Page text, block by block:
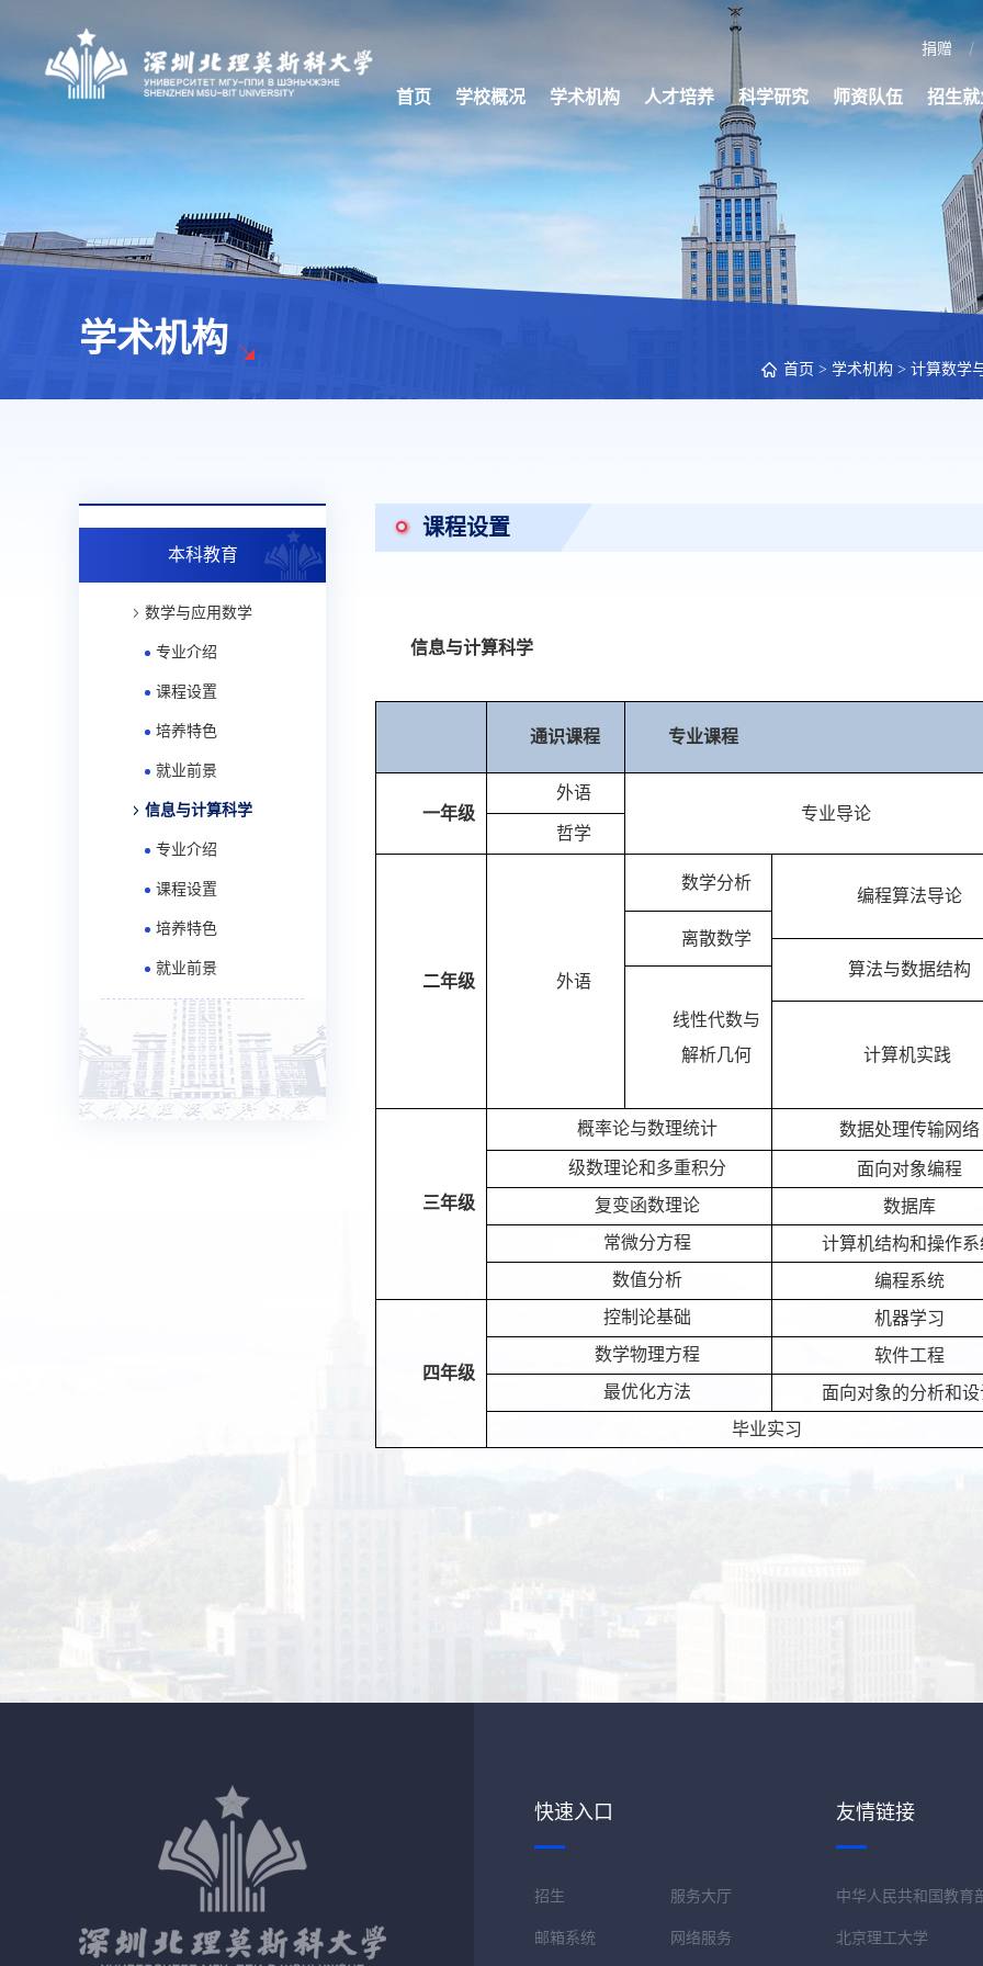
捐赠
首页 学校概况 学术机构 人才培养 科学研究 师资队伍 招生就
学术机构
首页 > 学术机构 > 计算数学
本科教育
数学与应用数学
专业介绍
课程设置
培养特色
就业前景
信息与计算科学
专业介绍
课程设置
培养特色
就业前景
课程设置
信息与计算科学
通识课程 专业课程
一年级
外语
专业导论
哲学
二年级 外语
数学分析
编程算法导论
离散数学
算法与数据结构
线性代数与
解析几何
计算机实践
三年级
概率论与数理统计 数据处理传输网络
级数理论和多重积分
面向对象编程
复变函数理论
数据库
常微分方程
计算机结构和操作系
数值分析
编程系统
四年级
控制论基础
机器学习
数学物理方程
软件工程
最优化方法
面向对象的分析和设
毕业实习
快速入口
招生 服务大厅
邮箱系统 网络服务
友情链接
中华人民共和国教育
北京理工大学